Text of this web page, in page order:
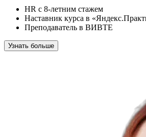
HR c 8-летним стажем
Наставник курса в
Преподаватель в ВИВТЕ
Узнать больше